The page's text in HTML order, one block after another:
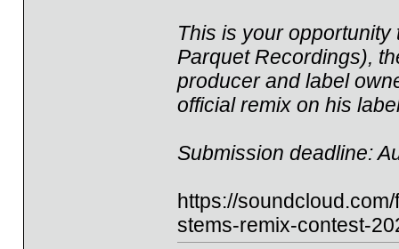
This is your opportunity
Parquet Recordings),
producer and label
official remix on his
Submission deadline:
https://
stems-remix-contest-